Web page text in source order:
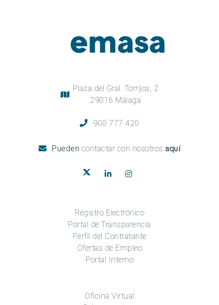
Plaza del Gral. Torrijos, 2
29016 Málaga
900 777 420
Pueden contactar con nosotros aquí
Registro Electrónico
Portal de Transparencia
Perfil del Contratante
Ofertas de Empleo
Portal Interno
Oficina Virtual